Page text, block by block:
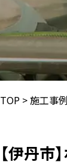
TOP >施工事例
【伊丹